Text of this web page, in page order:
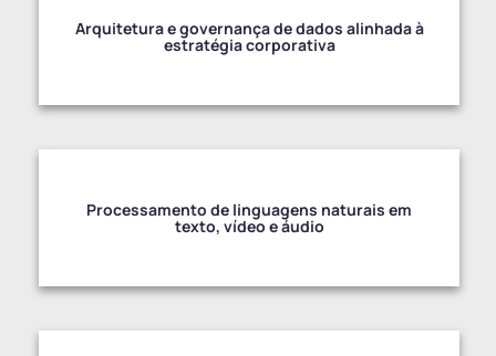
Arquitetura e governança de dados alinhada à
estratégia corporativa
Processamento de linguagens naturais em
texto, vídeo e áudio